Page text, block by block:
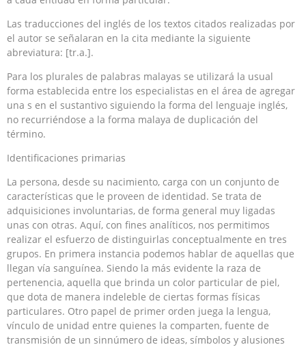
Las traducciones del inglés de los textos citados realizadas por
el autor se señalaran en la cita mediante la siguiente
abreviatura: [tr.a.].
Para los plurales de palabras malayas se utilizará la usual
forma establecida entre los especialistas en el área de agregar
una s en el sustantivo siguiendo la forma del lenguaje inglés,
no recurriéndose a la forma malaya de duplicación del
término.
Identificaciones primarias
La persona, desde su nacimiento, carga con un conjunto de
características que le proveen de identidad. Se trata de
adquisiciones involuntarias, de forma general muy ligadas
unas con otras. Aquí, con fines analíticos, nos permitimos
realizar el esfuerzo de distinguirlas conceptualmente en tres
grupos. En primera instancia podemos hablar de aquellas que
llegan vía sanguínea. Siendo la más evidente la raza de
pertenencia, aquella que brinda un color particular de piel,
que dota de manera indeleble de ciertas formas físicas
particulares. Otro papel de primer orden juega la lengua,
vínculo de unidad entre quienes la comparten, fuente de
transmisión de un sinnúmero de ideas, símbolos y alusiones